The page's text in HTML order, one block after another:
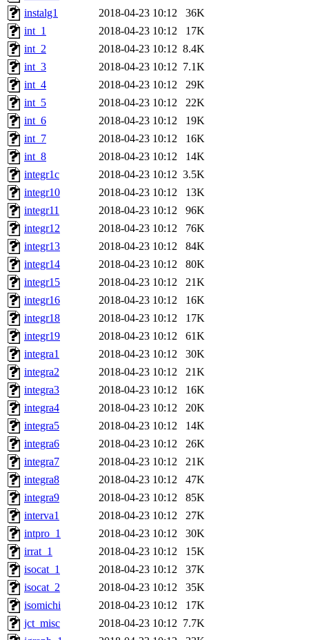
instalg1
2018-04-23 10:12
36K
int_1
2018-04-23 10:12
17K
int_2
2018-04-23 10:12 8.4K
int_3
2018-04-23 10:12 7.1K
int_4
2018-04-23 10:12
29K
int_5
2018-04-23 10:12
22K
int_6
2018-04-23 10:12
19K
int_7
2018-04-23 10:12
16K
int_8
2018-04-23 10:12
14K
integr1c
2018-04-23 10:12 3.5K
integr10
2018-04-23 10:12
13K
integr11
2018-04-23 10:12
96K
integr12
2018-04-23 10:12
76K
integr13
2018-04-23 10:12
84K
integr14
2018-04-23 10:12
80K
integr15
2018-04-23 10:12
21K
integr16
2018-04-23 10:12
16K
integr18
2018-04-23 10:12
17K
integr19
2018-04-23 10:12
61K
integra1
2018-04-23 10:12
30K
integra2
2018-04-23 10:12
21K
integra3
2018-04-23 10:12
16K
integra4
2018-04-23 10:12
20K
integra5
2018-04-23 10:12
14K
integra6
2018-04-23 10:12
26K
integra7
2018-04-23 10:12
21K
integra8
2018-04-23 10:12
47K
integra9
2018-04-23 10:12
85K
interva1
2018-04-23 10:12
27K
intpro_1
2018-04-23 10:12
30K
irrat_1
2018-04-23 10:12
15K
isocat_1
2018-04-23 10:12
37K
isocat_2
2018-04-23 10:12
35K
isomichi
2018-04-23 10:12
17K
jct_misc
2018-04-23 10:12 7.7K